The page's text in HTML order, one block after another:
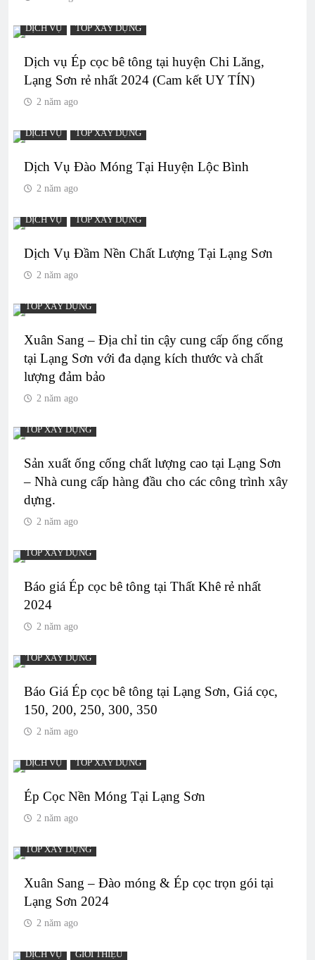
DỊCH VỤ TOP XÂY DỰNG
Dịch vụ Ép cọc bê tông tại huyện Chi Lăng,
Lạng Sơn rẻ nhất 2024 (Cam kết UY TÍN)
2 năm ago
DỊCH VỤ TOP XÂY DỰNG
Dịch Vụ Đào Móng Tại Huyện Lộc Bình
2 năm ago
DỊCH VỤ TOP XÂY DỰNG
Dịch Vụ Đầm Nền Chất Lượng Tại Lạng Sơn
2 năm ago
TOP XÂY DỰNG
Xuân Sang – Địa chỉ tin cậy cung cấp ống cống
tại Lạng Sơn với đa dạng kích thước và chất
lượng đảm bảo
2 năm ago
TOP XÂY DỰNG
Sản xuất ống cống chất lượng cao tại Lạng Sơn
– Nhà cung cấp hàng đầu cho các công trình xây
dựng.
2 năm ago
TOP XÂY DỰNG
Báo giá Ép cọc bê tông tại Thất Khê rẻ nhất
2024
2 năm ago
TOP XÂY DỰNG
Báo Giá Ép cọc bê tông tại Lạng Sơn, Giá cọc,
150, 200, 250, 300, 350
2 năm ago
DỊCH VỤ TOP XÂY DỰNG
Ép Cọc Nền Móng Tại Lạng Sơn
2 năm ago
TOP XÂY DỰNG
Xuân Sang – Đào móng & Ép cọc trọn gói tại
Lạng Sơn 2024
2 năm ago
DỊCH VỤ GIỚI THIỆU